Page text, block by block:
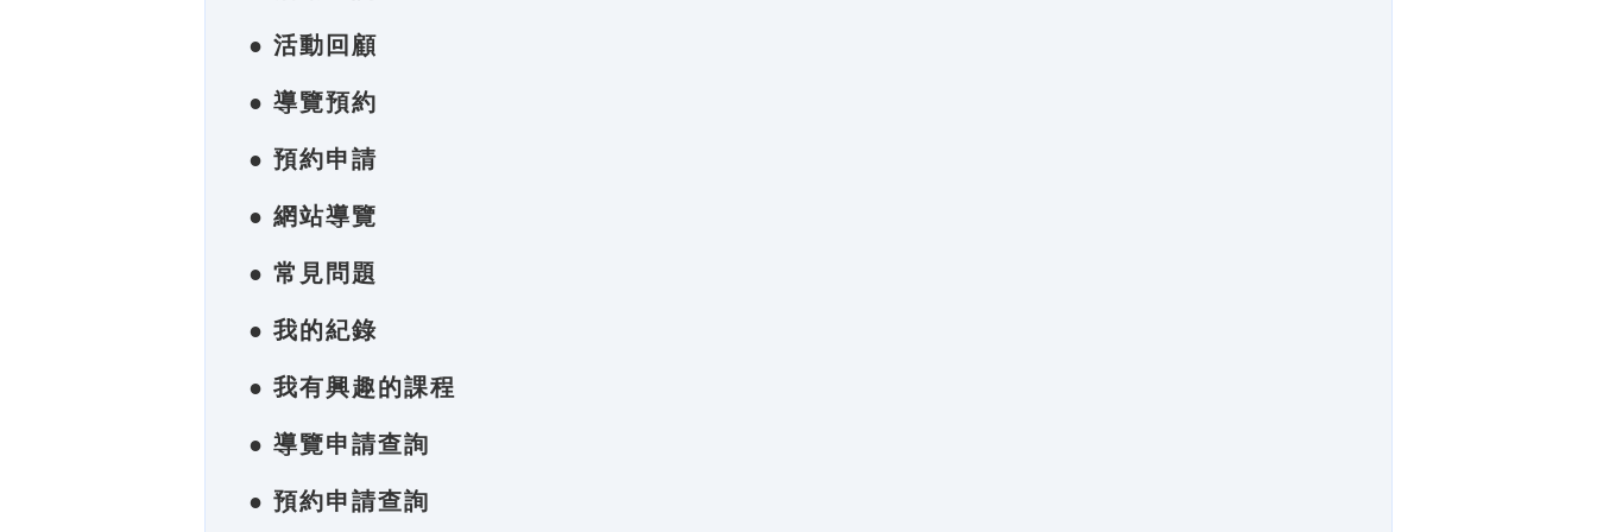
● 活動回顧
● 導覽預約
● 預約申請
● 網站導覽
● 常見問題
● 我的紀錄
● 我有興趣的課程
● 導覽申請查詢
● 預約申請查詢